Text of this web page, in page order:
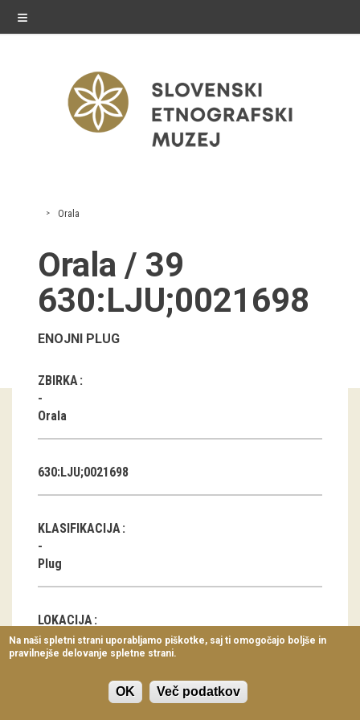
≡
razstave
Stalne razstave
Občasne razstave
Gostovanja
E-razstave
Virtualni sprehodi
Razstavni projekti
Napovednik
Arhiv razstav
Koledar dogodkov
Prireditve
Predavanja
Delavnice
Vodeni ogledi
Orala
Orala / 39
630:LJU;0021698
ENOJNI PLUG
ZBIRKA
Orala
630:LJU;0021698
KLASIFIKACIJA
Plug
LOKACIJA
SI
Na naši spletni strani uporabljamo piškotke, saj ti omogočajo boljše in
pravilnejše delovanje spletne strani.
OK Več podatkov